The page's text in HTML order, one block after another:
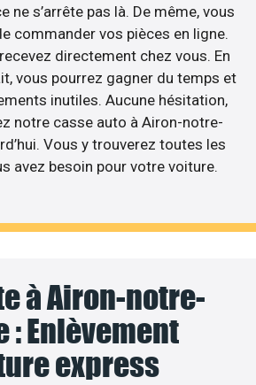
ne s’arrête pas là. De même, vous
commander vos pièces en ligne.
directement chez vous. En
vous pourrez gagner du temps et
inutiles. Aucune hésitation,
notre casse auto à Airon-notre-
Vous y trouverez toutes les
avez besoin pour votre voiture.
à Airon-notre-
: Enlèvement
express